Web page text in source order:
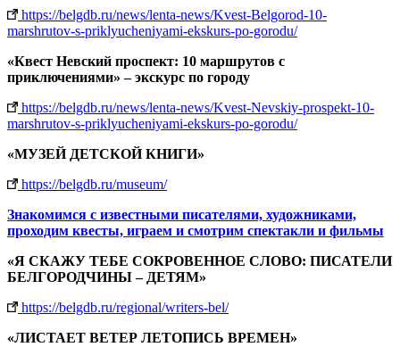
https://belgdb.ru/news/lenta-news/Kvest-Belgorod-10-
marshrutov-s-priklyucheniyami-ekskurs-po-gorodu/
«Квест Невский проспект: 10 маршрутов с
приключениями» – экскурс по городу
https://belgdb.ru/news/lenta-news/Kvest-Nevskiy-prospekt-10-
marshrutov-s-priklyucheniyami-ekskurs-po-gorodu/
«МУЗЕЙ ДЕТСКОЙ КНИГИ»
https://belgdb.ru/museum/
Знакомимся с известными писателями, художниками,
проходим квесты, играем и смотрим спектакли и фильмы
«Я СКАЖУ ТЕБЕ СОКРОВЕННОЕ СЛОВО: ПИСАТЕЛИ
БЕЛГОРОДЧИНЫ – ДЕТЯМ»
https://belgdb.ru/regional/writers-bel/
«ЛИСТАЕТ ВЕТЕР ЛЕТОПИСЬ ВРЕМЕН»